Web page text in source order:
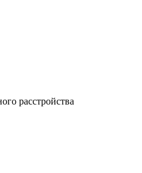
расстройства